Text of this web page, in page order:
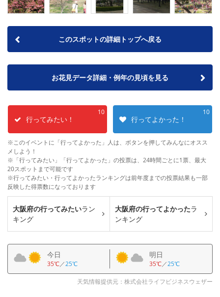
このスポットの詳細トップへ戻る
お花見データ詳細・例年の見頃を見る
10
行ってみたい！
10
行ってよかった！
※このイベントに「行ってよかった」人は、ボタンを押してみんなにオスス
メしよう！
※「行ってみたい」「行ってよかった」の投票は、24時間ごとに1票、最大
20スポットまで可能です
※行ってみたい・行ってよかったランキングは前年度までの投票結果も一部
反映した得票数になっております
大阪府の行ってみたいラン
キング
大阪府の行ってよかったラ
ンキング
今日
35℃／25℃
明日
35℃／25℃
天気情報提供元：株式会社ライフビジネスウェザー